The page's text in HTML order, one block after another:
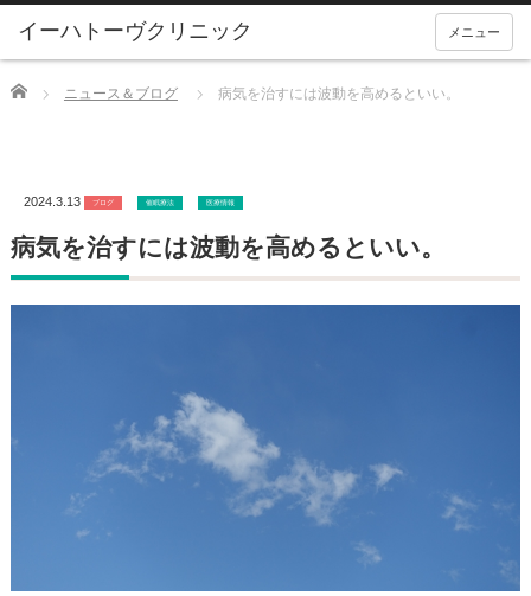
メニュー
Home ニュース＆ブログ 病気を治すには波動を高めるといい。
2024.3.13 ブログ 催眠療法 医療情報
病気を治すには波動を高めるといい。